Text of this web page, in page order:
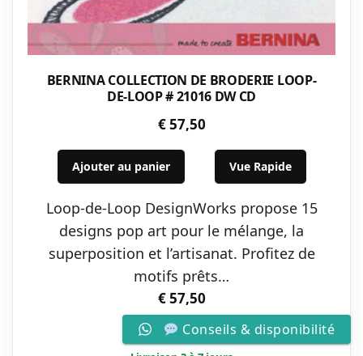
BERNINA COLLECTION DE BRODERIE LOOP-
DE-LOOP # 21016 DW CD
€57,50
Ajouter au panier Vue Rapide
Loop-de-Loop DesignWorks propose 15
designs pop art pour le mélange, la
superposition et l’artisanat. Profitez de
motifs prêts…
€57,50
Voir détailConseils & disponibilité